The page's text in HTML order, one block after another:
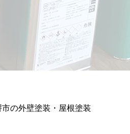
の外壁塗装・屋根塗装